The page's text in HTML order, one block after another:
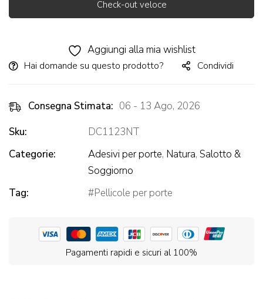
Check-out veloce
Aggiungi alla mia wishlist
Hai domande su questo prodotto? Condividi
Consegna Stimata: 06 - 13 Ago, 2026
Sku:
DC1123NT
Categorie:
Adesivi per porte, Natura, Salotto &
Soggiorno
Tag:
Pellicole per porte
Pagamenti rapidi e sicuri al 100%